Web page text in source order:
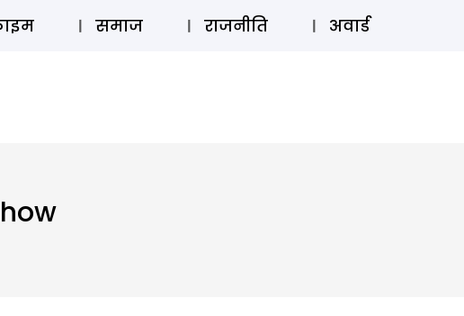
ऑडियो स्टोरी लॉग इन ⚲ SUBSCRIBE
समाज राजनीति अवार्ड